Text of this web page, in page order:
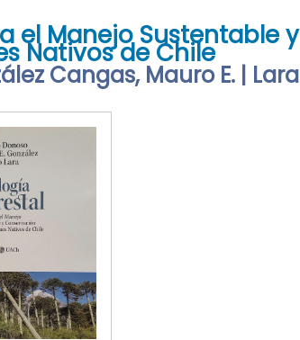
el Manejo Sustentable y
Nativos de Chile
Cangas, Mauro E. | Lara